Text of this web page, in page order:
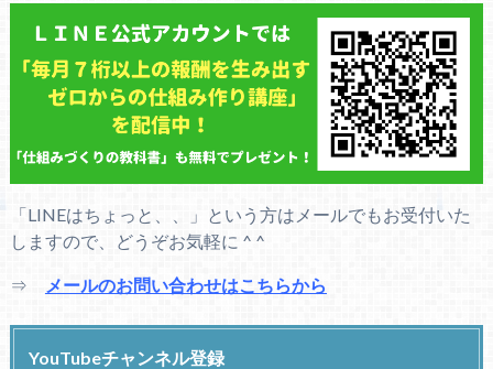
「LINEはちょっと、、」という方はメールでもお受付いた
しますので、どうぞお気軽に ^ ^
⇒ メールのお問い合わせはこちらから
YouTubeチャンネル登録